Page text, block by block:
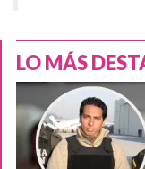
LO MÁS